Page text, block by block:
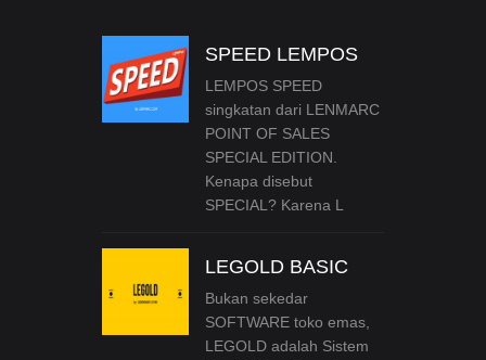
SPEED LEMPOS
LEMPOS SPEED
singkatan dari LENMARC
POINT OF SALES
SPECIAL EDITION.
Kenapa disebut
SPECIAL? Karena L
LEGOLD BASIC
Bukan sekedar
SOFTWARE toko emas,
LEGOLD adalah Sistem